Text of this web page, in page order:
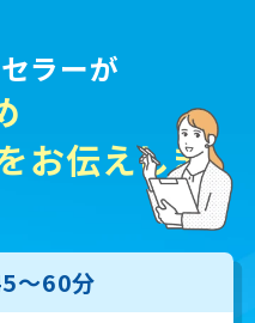
ラーが
お伝えしま
〜60分